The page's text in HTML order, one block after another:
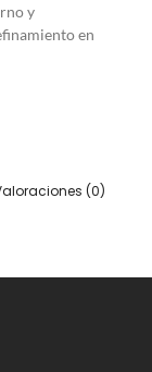
y
en
(0)